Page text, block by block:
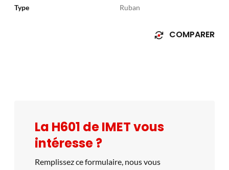
Type Ruban
COMPARER
La H601 de IMET vous
intéresse ?
Remplissez ce formulaire, nous vous